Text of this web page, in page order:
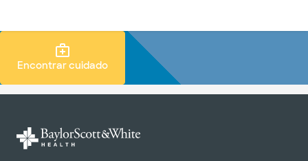
Buscar atención Buscar
Encontrar cuidado